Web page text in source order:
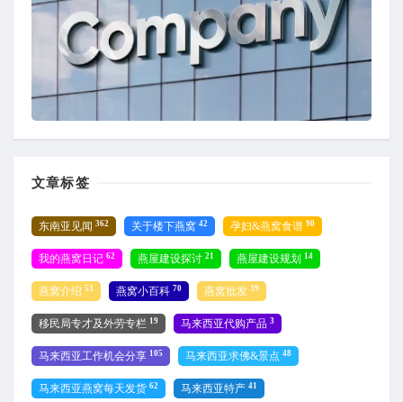
文章标签
东南亚见闻 362 关于楼下燕窝 42 孕妇&燕窝食谱 90
我的燕窝日记 62 燕屋建设探讨 21 燕屋建设规划 14
燕窝介绍 53 燕窝小百科 70 燕窝批发 39
移民局专才及外劳专栏 19 马来西亚代购产品 3
马来西亚工作机会分享 105 马来西亚求佛&景点 48
马来西亚燕窝每天发货 62 马来西亚特产 41